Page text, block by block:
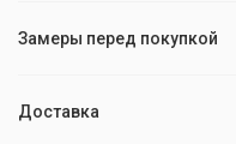
Замеры перед покупкой
Доставка